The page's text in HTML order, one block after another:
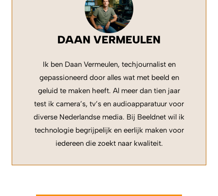
DAAN VERMEULEN
Ik ben Daan Vermeulen, techjournalist en
gepassioneerd door alles wat met beeld en
geluid te maken heeft. Al meer dan tien jaar
test ik camera’s, tv’s en audioapparatuur voor
diverse Nederlandse media. Bij Beeldnet wil ik
technologie begrijpelijk en eerlijk maken voor
iedereen die zoekt naar kwaliteit.